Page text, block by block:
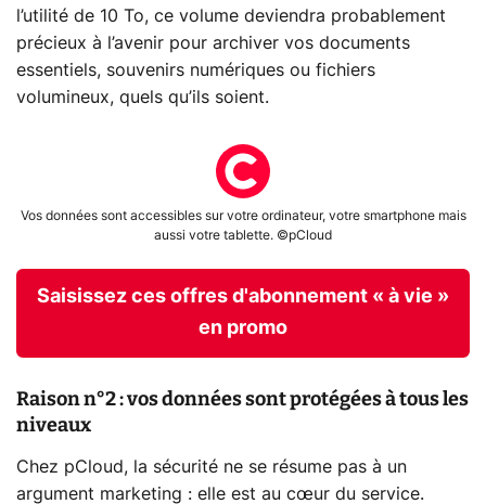
l’utilité de 10 To, ce volume deviendra probablement
précieux à l’avenir pour archiver vos documents
essentiels, souvenirs numériques ou fichiers
volumineux, quels qu’ils soient.
Vos données sont accessibles sur votre ordinateur, votre smartphone mais
aussi votre tablette. ©pCloud
Saisissez ces offres d'abonnement « à vie »
en promo
Raison n°2 : vos données sont protégées à tous les
niveaux
Chez pCloud, la sécurité ne se résume pas à un
argument marketing : elle est au cœur du service.